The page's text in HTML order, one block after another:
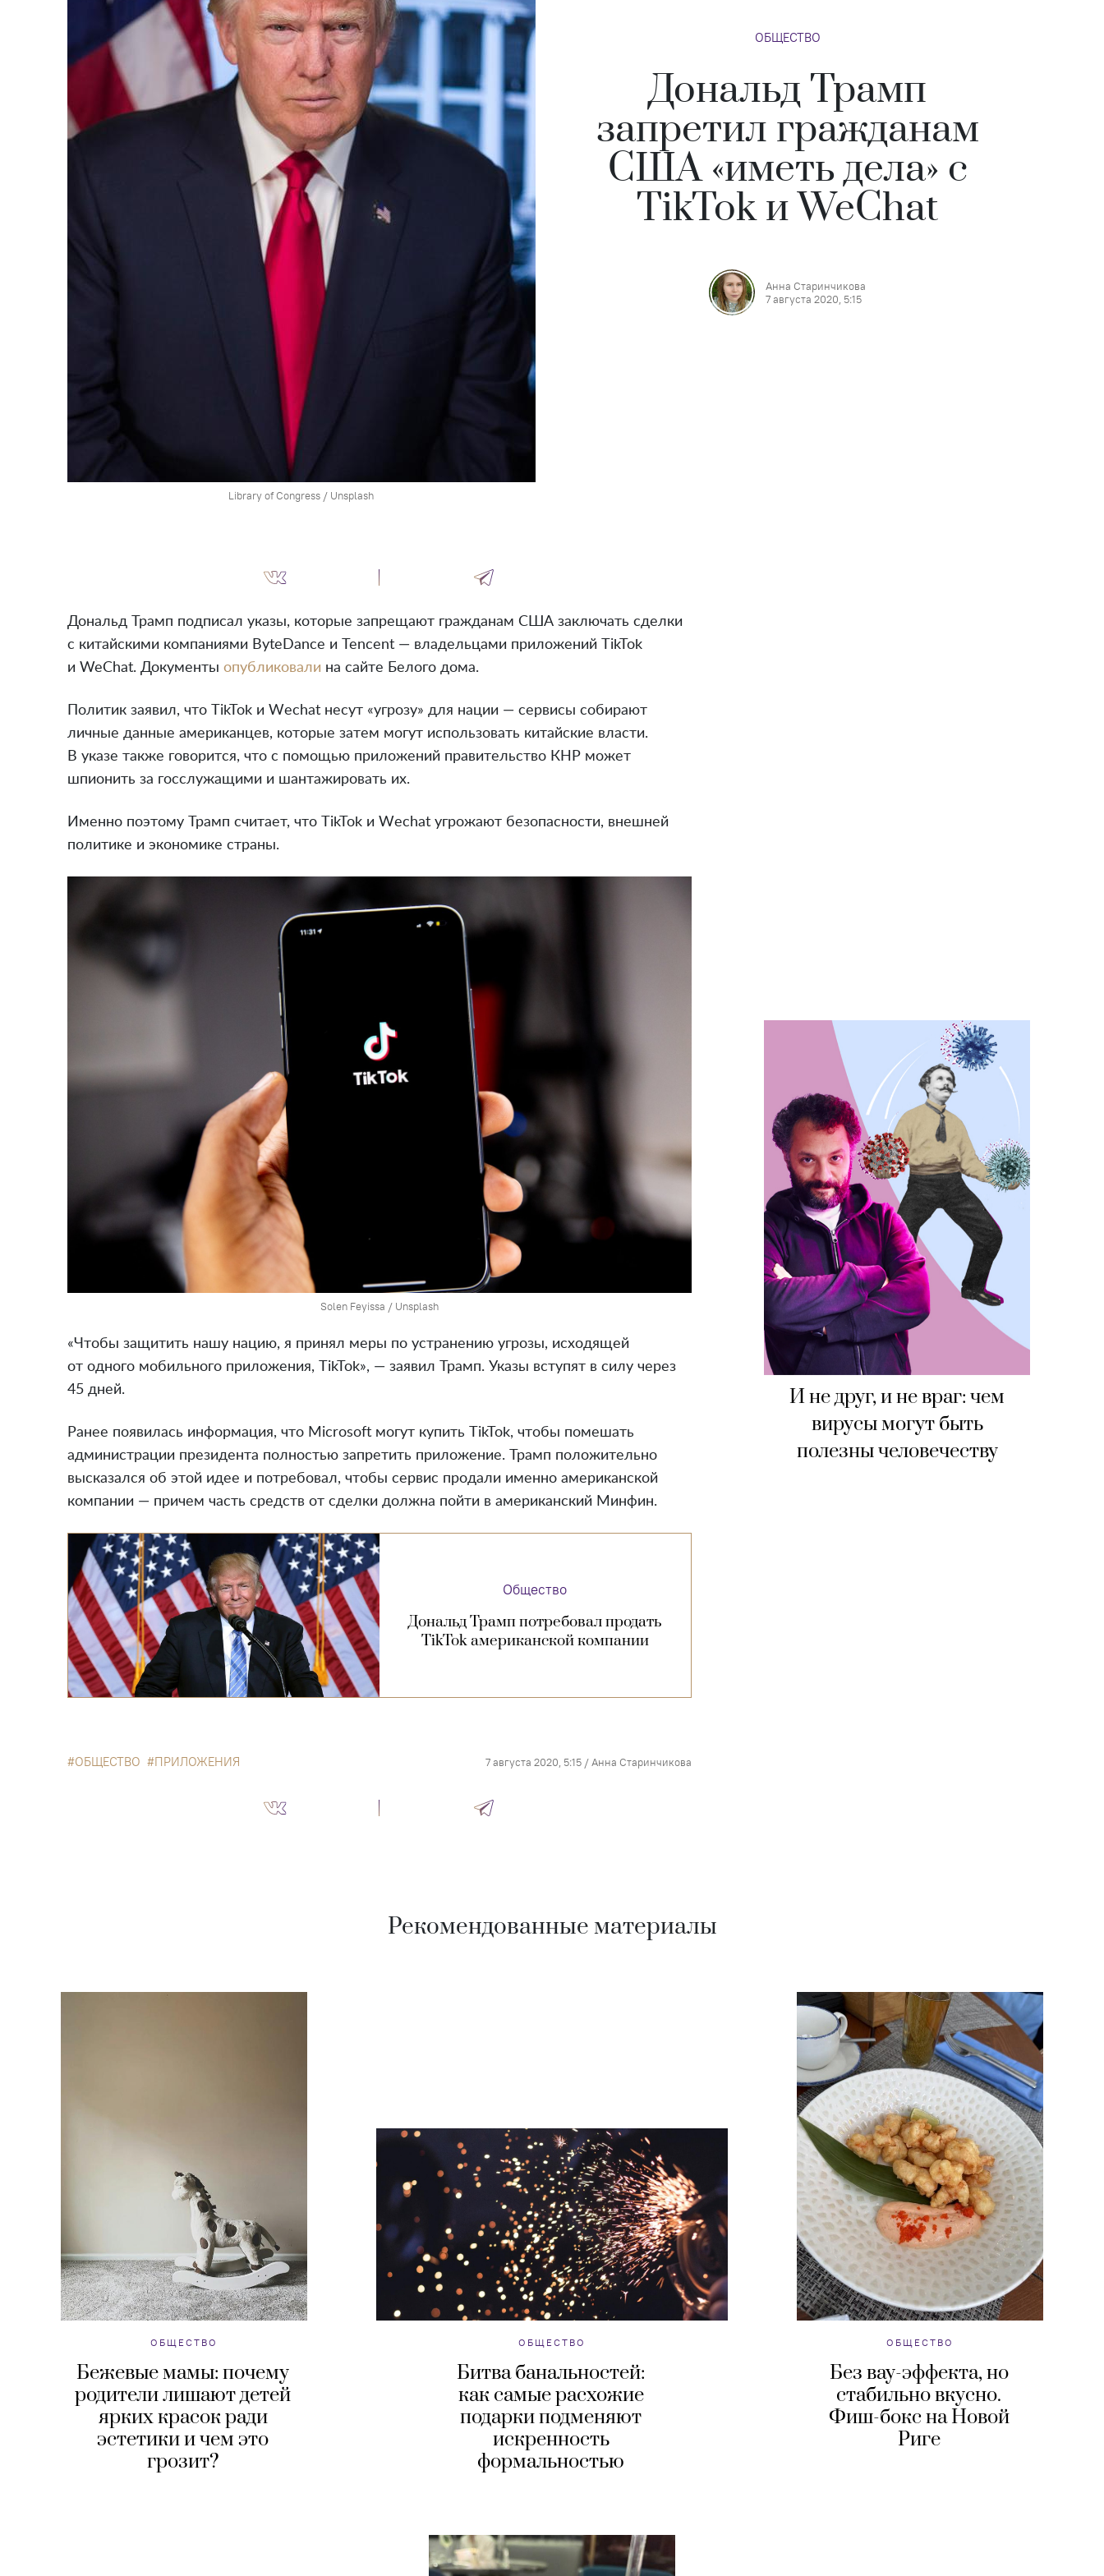
Дональд Трамп
запретил гражданам
США «иметь дела» с
TikTok и WeChat
ОБЩЕСТВО
Анна Старинчикова
7 августа 2020, 5:15
Library of Congress / Unsplash
И не друг, и не враг: чем
вирусы могут быть
полезны человечеству
Дональд Трамп подписал указы, которые запрещают гражданам США заключать сделки
с китайскими компаниями ByteDance и Tencent — владельцами приложений TikTok
и WeChat. Документы опубликовали на сайте Белого дома.
Политик заявил, что TikTok и Wесhat несут «угрозу» для нации — сервисы собирают
личные данные американцев, которые затем могут использовать китайские власти.
В указе также говорится, что с помощью приложений правительство КНР может
шпионить за госслужащими и шантажировать их.
Именно поэтому Трамп считает, что TikTok и Wесhat угрожают безопасности, внешней
политике и экономике страны.
Solen Feyissa / Unsplash
«Чтобы защитить нашу нацию, я принял меры по устранению угрозы, исходящей
от одного мобильного приложения, TikTok», — заявил Трамп. Указы вступят в силу через
45 дней.
Ранее появилась информация, что Microsoft могут купить TikTok, чтобы помешать
администрации президента полностью запретить приложение. Трамп положительно
высказался об этой идее и потребовал, чтобы сервис продали именно американской
компании — причем часть средств от сделки должна пойти в американский Минфин.
Общество
Дональд Трамп потребовал продать
TikTok американской компании
ОБЩЕСТВО ПРИЛОЖЕНИЯ 7 августа 2020, 5:15 / Анна Старинчикова
Рекомендованные материалы
ОБЩЕСТВО
Бежевые мамы: почему
родители лишают детей
ярких красок ради
эстетики и чем это
грозит?
ОБЩЕСТВО
Битва банальностей:
как самые расхожие
подарки подменяют
искренность
формальностью
ОБЩЕСТВО
Без вау-эффекта, но
стабильно вкусно.
Фиш-бокс на Новой
Риге